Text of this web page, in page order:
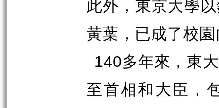
此外，東京大學
黃葉，已成了校
140多年來，東
至首相和大臣，